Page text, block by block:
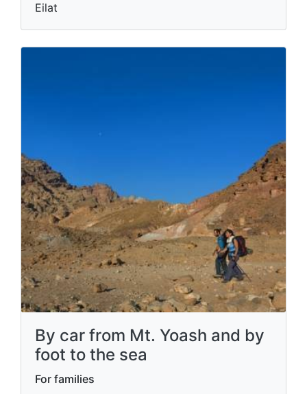
Eilat
By car from Mt. Yoash and by
foot to the sea
For families